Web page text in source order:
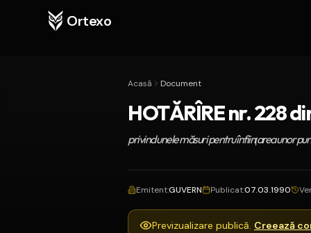
Ortexo
Acasă Document
HOTĂRÎRE nr. 228
privind unele măsuri pentru înfiinţarea unor
Emitent:GUVERN Publicat:07.03.1990
Previzualizare publică. Creează